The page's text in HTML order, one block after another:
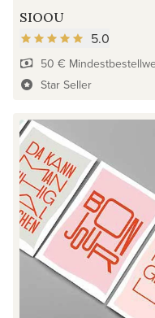
SIOOU
5.0
50 €
Star Seller